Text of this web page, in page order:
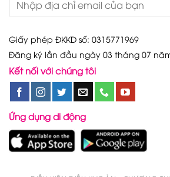
Giấy phép ĐKKD số: 0315771969
Đăng ký lần đầu ngày 03 tháng 07
Kết nối với chúng tôi
Ứng dụng di động